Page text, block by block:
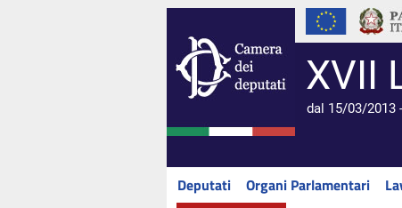
XVII
dal 15/03/2013
Deputati Organi Parlamentari